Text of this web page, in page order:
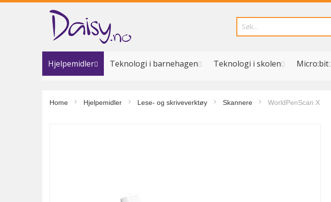
Hopp
innhold
Hjelpemidler Teknologi i barnehagen Teknologi i skolen Micro:bit
Home Hjelpemidler Lese- og skriveverktøy Skannere WorldPenScan X